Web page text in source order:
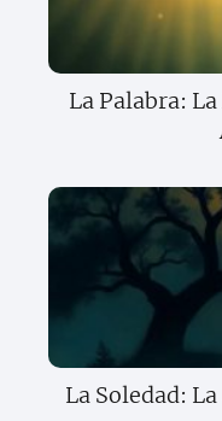
La Palabra:
La Soledad: